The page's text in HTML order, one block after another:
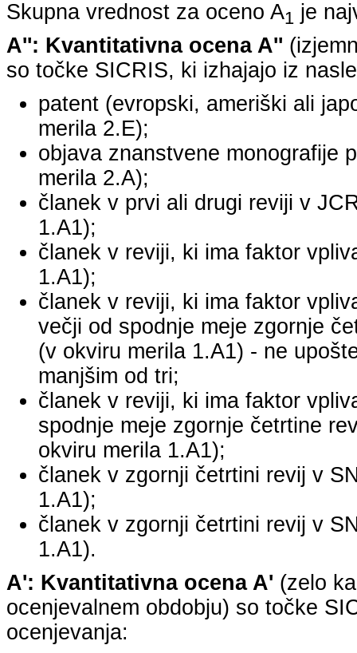
Skupna vrednost za oceno A1 je
A'': Kvantitativna ocena A''
so točke SICRIS, ki izhajajo iz
patent (evropski, ameriški ali
merila 2.E);
objava znanstvene monografije
merila 2.A);
članek v prvi ali drugi reviji v
1.A1);
članek v reviji, ki ima faktor
1.A1);
članek v reviji, ki ima faktor
večji od spodnje meje zgornje
(v okviru merila 1.A1) - ne
manjšim od tri;
članek v reviji, ki ima faktor
spodnje meje zgornje četrtine
okviru merila 1.A1);
članek v zgornji četrtini revij v
1.A1);
članek v zgornji četrtini revij v
1.A1).
A': Kvantitativna ocena A' (zelo
ocenjevalnem obdobju) so točke
ocenjevanja: